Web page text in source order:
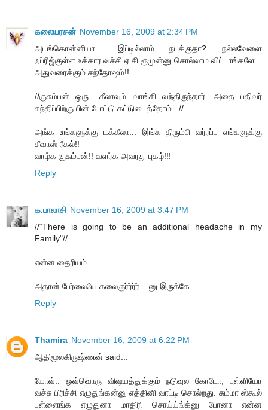
கலையரசன் November 16, 2009 at 2:34 PM
அடங்கொன்னியா... இப்டில்லாம் நடக்குதா? நல்லவேளை
ஃப்ரிஜ்குள்ள உக்கார வச்சி ஏ.சி ரூமுன்னு சொல்லாம விட்டாங்களே...
அதுவரைக்கும் சந்தோஷம்!!
//குசும்பன் ஒரு டகீலாவும் வாங்கி வந்திருந்தார். அதை பதிவர்
சந்திப்பிற்கு பின் போட்டு கட்டுடைத்தோம்.. //
அங்க உங்களுக்கு டக்கீலா... இங்க திரும்பி வர்ரப்ப எங்களுக்கு
சீவாஸ் ரீகல்!!
வாழ்க குசும்பன்!! வளர்க அவரது புகழ்!!!
Reply
க.பாலாசி November 16, 2009 at 3:47 PM
//“There is going to be an additional headache in my
Family"//
என்ன தைரியம்.....
அதான் பேர்லையே கலைஞர்ர்ர்ர்....னு இருக்கே......
Reply
Thamira November 16, 2009 at 6:22 PM
ஆதிமூலகிருஷ்ணன் said...
யோவ்.. ஒவ்வொரு விஷயத்துக்கும் நடுவுல கோடோ, புள்ளியோ
வச்சு பிரிச்சி எழுதுங்கன்னு எத்தினி வாட்டி சொல்றது. சும்மா ஸ்கூல்
புள்ளைங்க எழுதுனா மாதிரி சொய்ய்ங்க்னு போனா என்ன